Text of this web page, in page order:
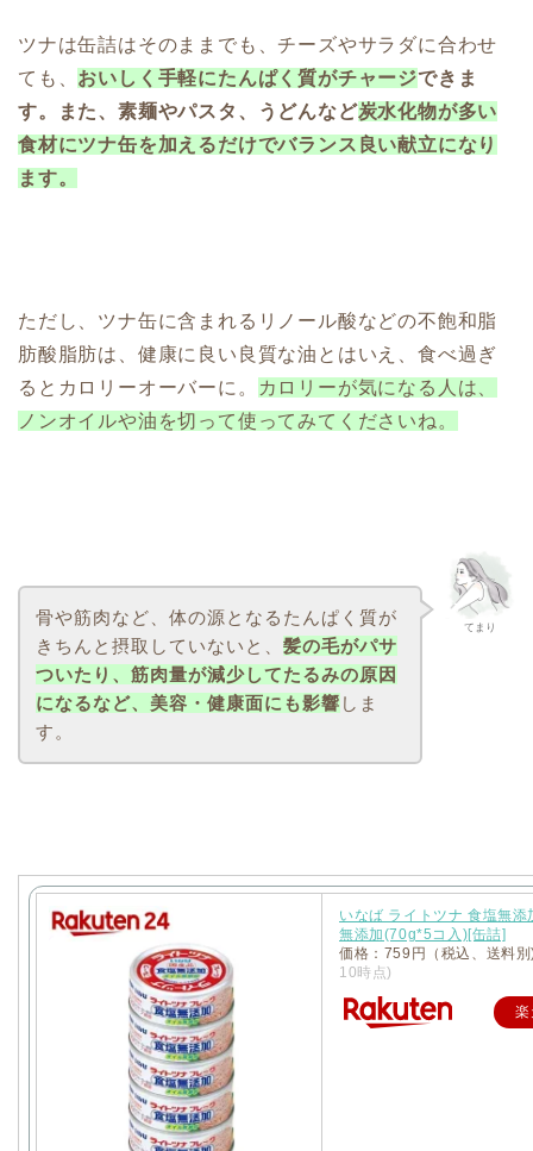
ツナは缶詰はそのままでも、チーズやサラダに合わせ
ても、 おいしく手軽にたんぱく質がチャージできま
す。また、素麺やパスタ、うどんなど炭水化物が多い
食材にツナ缶を加えるだけでバランス良い献立になり
ます。
ただし、ツナ缶に含まれるリノール酸などの不飽和脂
肪酸脂肪は、健康に良い良質な油とはいえ、食べ過ぎ
るとカロリーオーバーに。
カロリーが気になる人は、
ノンオイルや油を切って使ってみてくださいね。
てまり
骨や筋肉など、体の源となるたんぱく質が
きちんと摂取していないと、 髪の毛がパサ
ついたり、筋肉量が減少してたるみの原因
になるなど、美容・健康面にも影響 しま
す。
いなば ライトツナ 食塩無添
無添加(70g*5コ入)[缶詰]
価格：759円（税込、送料
10時点)